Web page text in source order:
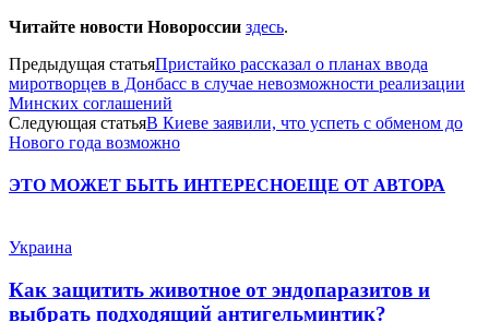
Читайте новости Новороссии здесь.
Предыдущая статьяПристайко рассказал о планах ввода
миротворцев в Донбасс в случае невозможности реализации
Минских соглашений
Следующая статьяВ Киеве заявили, что успеть с обменом до
Нового года возможно
ЭТО МОЖЕТ БЫТЬ ИНТЕРЕСНОЕЩЕ ОТ АВТОРА
Украина
Как защитить животное от эндопаразитов и
выбрать подходящий антигельминтик?